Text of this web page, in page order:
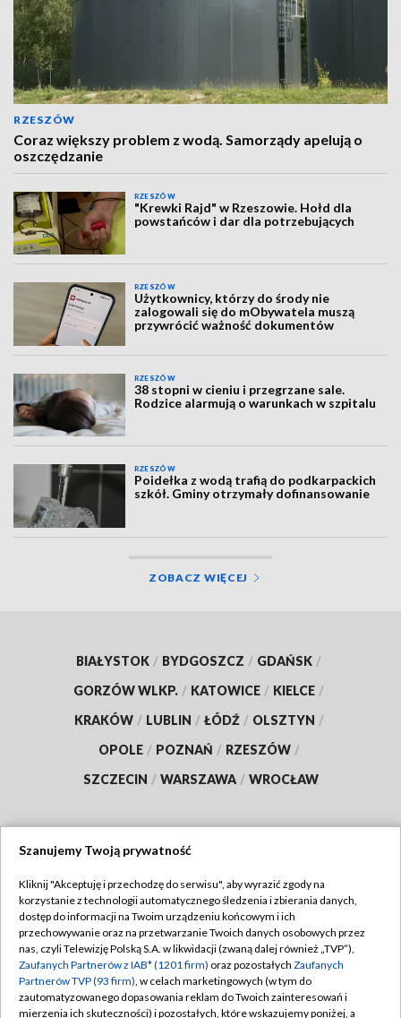
RZESZÓW
Coraz większy problem z wodą. Samorządy apelują o
oszczędzanie
RZESZÓW
"Krewki Rajd" w Rzeszowie. Hołd dla
powstańców i dar dla potrzebujących
RZESZÓW
Użytkownicy, którzy do środy nie
zalogowali się do mObywatela muszą
przywrócić ważność dokumentów
RZESZÓW
38 stopni w cieniu i przegrzane sale.
Rodzice alarmują o warunkach w szpitalu
RZESZÓW
Poidełka z wodą trafią do podkarpackich
szkół. Gminy otrzymały dofinansowanie
ZOBACZ WIĘCEJ
BIAŁYSTOK / BYDGOSZCZ / GDAŃSK /
GORZÓW WLKP. / KATOWICE / KIELCE /
KRAKÓW / LUBLIN / ŁÓDŹ / OLSZTYN /
OPOLE / POZNAŃ / RZESZÓW /
SZCZECIN / WARSZAWA / WROCŁAW
TVP
Abonament TVP
Emisja w TVP
Centrum informacji TVP
Regulamin TVP
Polityka prywatności
Moje zgody
Szanujemy Twoją prywatność
Kliknij "Akceptuję i przechodzę do serwisu", aby wyrazić zgody na
korzystanie z technologii automatycznego śledzenia i zbierania danych,
dostęp do informacji na Twoim urządzeniu końcowym i ich
przechowywanie oraz na przetwarzanie Twoich danych osobowych przez
nas, czyli Telewizję Polską S.A. w likwidacji (zwaną dalej również „TVP”),
Zaufanych Partnerów z IAB* (1201 firm) oraz pozostałych Zaufanych
Partnerów TVP (93 firm), w celach marketingowych (w tym do
zautomatyzowanego dopasowania reklam do Twoich zainteresowań i
mierzenia ich skuteczności) i pozostałych, które wskazujemy poniżej, a